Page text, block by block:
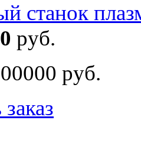
станок
руб.
руб.